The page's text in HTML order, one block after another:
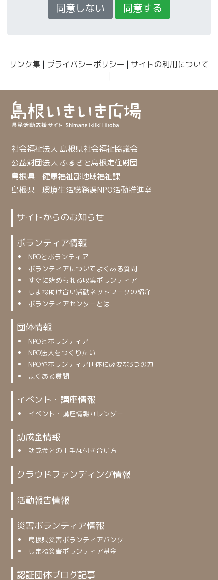
同意しない 同意する
リンク集 | プライバシーポリシー | サイトの利用について
|
社会福祉法人 島根県社会福祉協議会
公益財団法人 ふるさと島根定住財団
島根県 健康福祉部地域福祉課
島根県 環境生活総務課NPO活動推進室
サイトからのお知らせ
ボランティア情報
NPOとボランティア
ボランティアについてよくある質問
すぐに始められる収集ボランティア
しまね助け合い活動ネットワークの紹介
ボランティアセンターとは
団体情報
NPOとボランティア
NPO法人をつくりたい
NPOやボランティア団体に必要な3つの力
よくある質問
イベント・講座情報
イベント・講座情報カレンダー
助成金情報
助成金との上手な付き合い方
クラウドファンディング情報
活動報告情報
災害ボランティア情報
島根県災害ボランティアバンク
しまね災害ボランティア基金
認証団体ブログ記事